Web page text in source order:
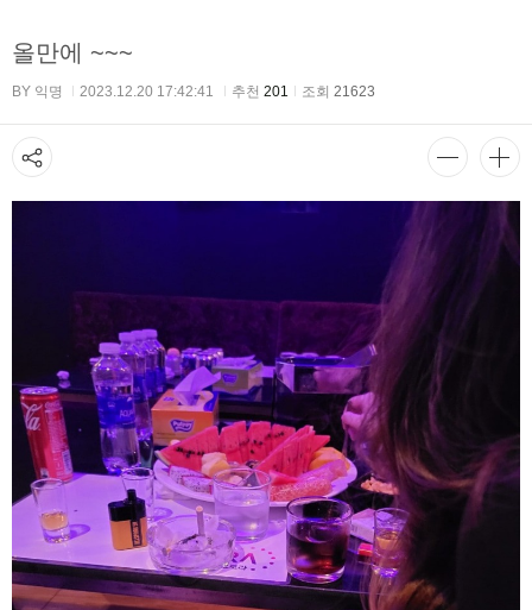
올만에 ~~~
BY 익명 2023.12.20 17:42:41 추천 201 조회 21623